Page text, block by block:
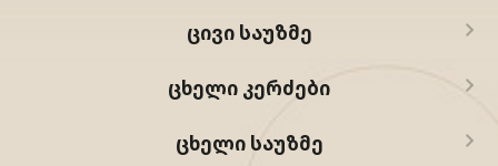
ᲪᲘᲕᲘ ᲡᲐᲣᲖᲛᲔ
ᲪᲮᲔᲚᲘ ᲙᲔᲠᲫᲔᲑᲘ
ᲪᲮᲔᲚᲘ ᲡᲐᲣᲖᲛᲔ